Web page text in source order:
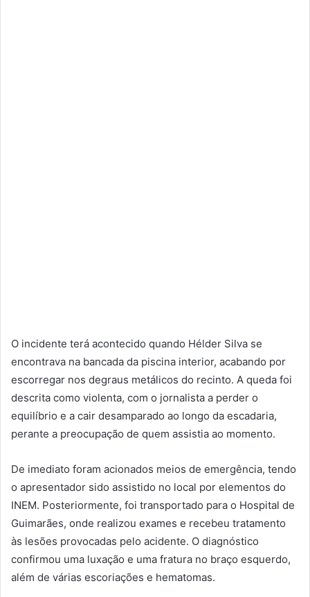
O incidente terá acontecido quando Hélder Silva se
encontrava na bancada da piscina interior, acabando por
escorregar nos degraus metálicos do recinto. A queda foi
descrita como violenta, com o jornalista a perder o
equilíbrio e a cair desamparado ao longo da escadaria,
perante a preocupação de quem assistia ao momento.
De imediato foram acionados meios de emergência, tendo
o apresentador sido assistido no local por elementos do
INEM. Posteriormente, foi transportado para o Hospital de
Guimarães, onde realizou exames e recebeu tratamento
às lesões provocadas pelo acidente. O diagnóstico
confirmou uma luxação e uma fratura no braço esquerdo,
além de várias escoriações e hematomas.